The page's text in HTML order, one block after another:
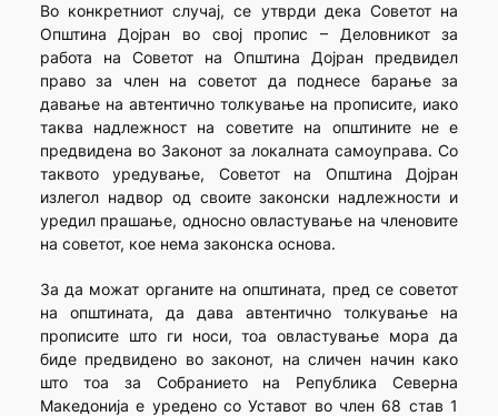
Во конкретниот случај, се утврди дека Советот на
Општина Дојран во свој пропис – Деловникот за
работа на Советот на Општина Дојран предвидел
право за член на советот да поднесе барање за
давање на автентично толкување на прописите, иако
таква надлежност на советите на општините не е
предвидена во Законот за локалната самоуправа. Со
таквото уредување, Советот на Општина Дојран
излегол надвор од своите законски надлежности и
уредил прашање, односно овластување на членовите
на советот, кое нема законска основа.
За да можат органите на општината, пред се советот
на општината, да дава автентично толкување на
прописите што ги носи, тоа овластување мора да
биде предвидено во законот, на сличен начин како
што тоа за Собранието на Република Северна
Македонија е уредено со Уставот во член 68 став 1